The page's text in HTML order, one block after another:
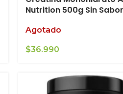
Nutrition 500g Sin Sabor
Agotado
$36.990